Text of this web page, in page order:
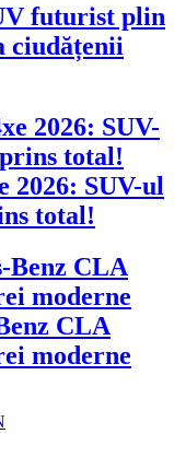
futurist plin
ciudățenii
2026: SUV-ul
total!
CLA
moderne